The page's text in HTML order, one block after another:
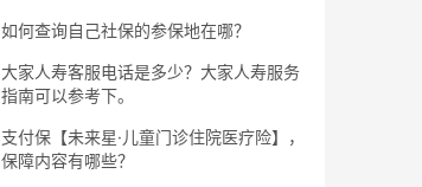
如何查询自己社保的参保地在哪？
大家人寿客服电话是多少？大家人寿服务
指南可以参考下。
支付保【未来星·儿童门诊住院医疗险】，
保障内容有哪些？